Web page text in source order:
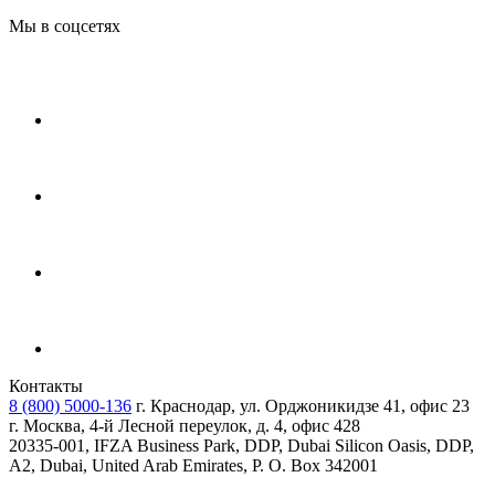
Мы в соцсетях
Контакты
8 (800) 5000-136 г. Краснодар, ул. Орджоникидзе 41, офис 23
г. Москва, 4-й Лесной переулок, д. 4, офис 428
20335-001, IFZA Business Park, DDP, Dubai Silicon Oasis, DDP,
A2, Dubai, United Arab Emirates, P. O. Box 342001